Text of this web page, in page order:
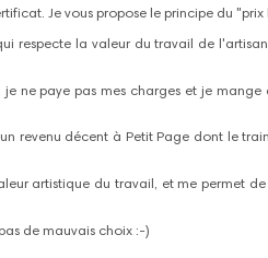
Je vous propose le principe du "prix
respecte la valeur du travail de
ne paye pas mes charges et je
revenu décent à Petit Page dont le
artistique du travail, et me permet de
de mauvais choix :-)